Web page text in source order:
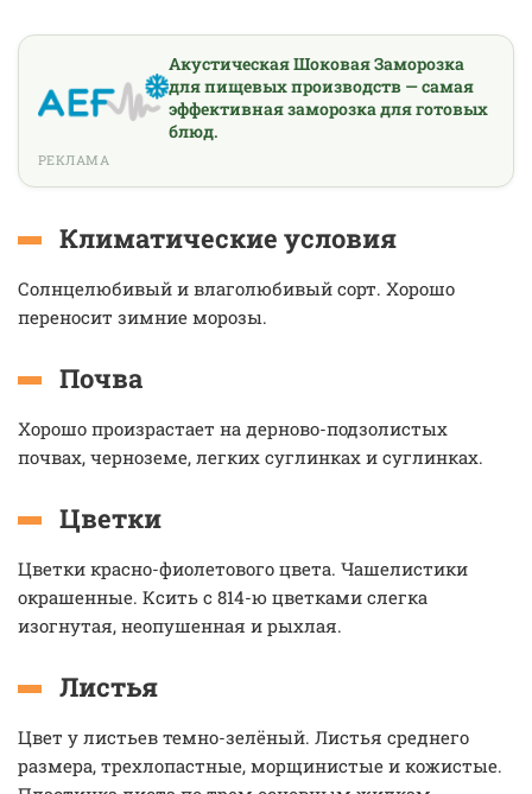
Акустическая Шоковая Заморозка
для пищевых производств — самая
эффективная заморозка для готовых
блюд.
РЕКЛАМА
Климатические условия
Солнцелюбивый и влаголюбивый сорт. Хорошо
переносит зимние морозы.
Почва
Хорошо произрастает на дерново-подзолистых
почвах, черноземе, легких суглинках и суглинках.
Цветки
Цветки красно-фиолетового цвета. Чашелистики
окрашенные. Ксить с 814-ю цветками слегка
изогнутая, неопушенная и рыхлая.
Листья
Цвет у листьев темно-зелёный. Листья среднего
размера, трехлопастные, морщинистые и кожистые.